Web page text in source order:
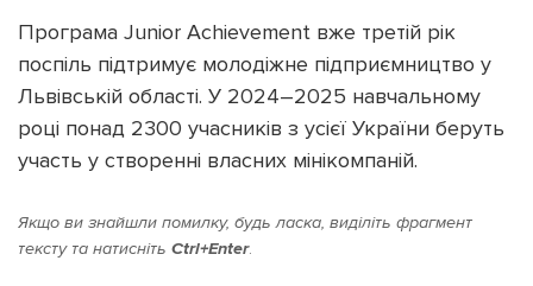
Програма Junior Achievement вже третій рік
поспіль підтримує молодіжне підприємництво у
Львівській області. У 2024–2025 навчальному
році понад 2300 учасників з усієї України беруть
участь у створенні власних мінікомпаній.
Якщо ви знайшли помилку, будь ласка, виділіть фрагмент
тексту та натисніть Ctrl+Enter.